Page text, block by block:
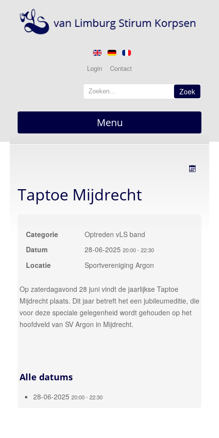
Login Contact
Zoek
Menu
Home
Berichten
Over ons
onze korpsen
vLS Algemeen
vLS Muziekopleiding
MusicKidz
Sponsoren
Taptoe Mijdrecht
Categorie
Optreden vLS band
Datum
28-06-2025 20:00-22:30
Locatie Sportvereniging Argon
Op zaterdagavond 28 juni vindt de jaarlijkse Taptoe
Mijdrecht plaats. Dit jaar betreft het een jubileumeditie, die
voor deze speciale gelegenheid wordt gehouden op het
hoofdveld van SV Argon in Mijdrecht.
Alle datums
28-06-2025 20:00 - 22:30